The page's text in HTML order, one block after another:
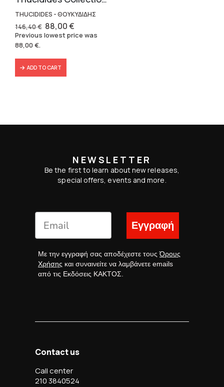
THUCIDIDES - ΘΟΥΚΥΔΙΔΗΣ
146,40€ Original
price
was:
88,00€Current
price
is:
Previous lowest price was
88,00€.
ADD TO CART
NEWSLETTER
Be the first to learn about new releases,
special offers, events and more.
Εγγραφή
Με την εγγραφή σας αποδέχεστε τουςΌρους
Χρήσης και συναινείτε να λαμβάνετε emails
από τις Εκδόσεις ΚΑΚΤΟΣ.
Contact us
Call center
210 3840524